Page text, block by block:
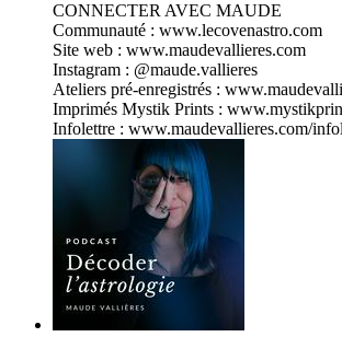
CONNECTER AVEC MAUDE
⁠⁠Communauté : www.lecovenastro.com
⁠⁠Site web : www.maudevallieres.com
Instagram : @maude.vallieres
Ateliers pré-enregistrés :
Imprimés Mystik Prints :
Infolettre : www.maudevallieres.com/